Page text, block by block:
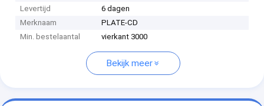
Levertijd
6 dagen
Merknaam
PLATE-CD
Min. bestelaantal
vierkant 3000
Bekijk meer